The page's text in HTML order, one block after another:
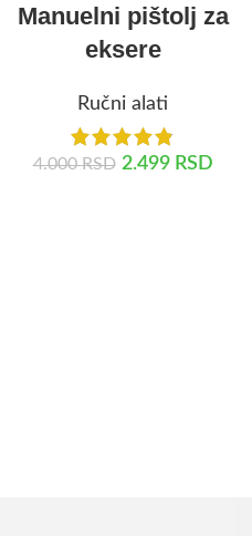
Manuelni pištolj za
eksere
Ručni alati
4.000RSD 2.499 RSD